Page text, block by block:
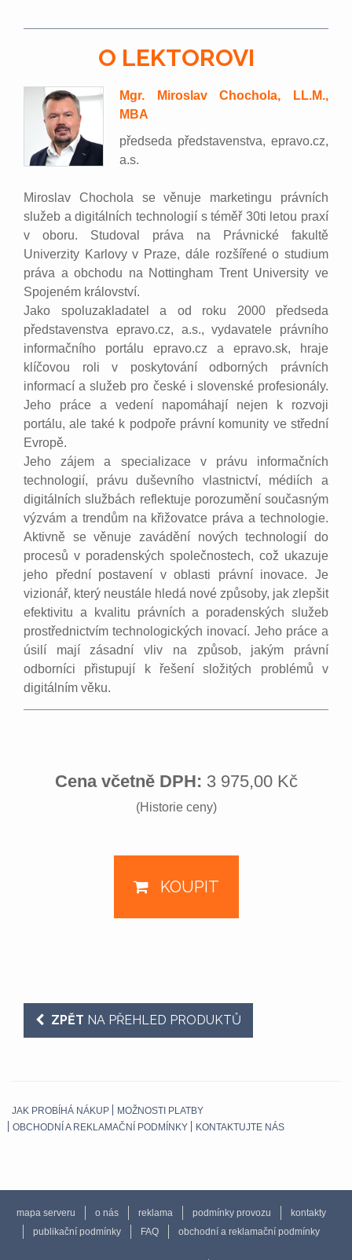
O LEKTOROVI
Mgr. Miroslav Chochola, LL.M.,
MBA
předseda představenstva, epravo.cz,
a.s.
Miroslav Chochola se věnuje marketingu právních
služeb a digitálních technologií s téměř 30ti letou praxí
v oboru. Studoval práva na Právnické fakultě
Univerzity Karlovy v Praze, dále rozšířené o studium
práva a obchodu na Nottingham Trent University ve
Spojeném království.
Jako spoluzakladatel a od roku 2000 předseda
představenstva epravo.cz, a.s., vydavatele právního
informačního portálu epravo.cz a epravo.sk, hraje
klíčovou roli v poskytování odborných právních
informací a služeb pro české i slovenské profesionály.
Jeho práce a vedení napomáhají nejen k rozvoji
portálu, ale také k podpoře právní komunity ve střední
Evropě.
Jeho zájem a specializace v právu informačních
technologií, právu duševního vlastnictví, médiích a
digitálních službách reflektuje porozumění současným
výzvám a trendům na křižovatce práva a technologie.
Aktivně se věnuje zavádění nových technologií do
procesů v poradenských společnostech, což ukazuje
jeho přední postavení v oblasti právní inovace. Je
vizionář, který neustále hledá nové způsoby, jak zlepšit
efektivitu a kvalitu právních a poradenských služeb
prostřednictvím technologických inovací. Jeho práce a
úsilí mají zásadní vliv na způsob, jakým právní
odborníci přistupují k řešení složitých problémů v
digitálním věku.
Cena včetně DPH: 3 975,00 Kč
(Historie ceny)
KOUPIT
ZPĚT NA PŘEHLED PRODUKTŮ
JAK PROBÍHÁ NÁKUP
MOŽNOSTI PLATBY
OBCHODNÍ A REKLAMAČNÍ PODMÍNKY
KONTAKTUJTE NÁS
mapa serveru o nás reklama podmínky provozu
kontakty
publikační podmínky
FAQ obchodní a reklamační podmínky